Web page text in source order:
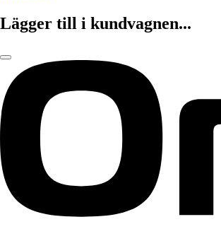
Lägger till i kundvagnen...